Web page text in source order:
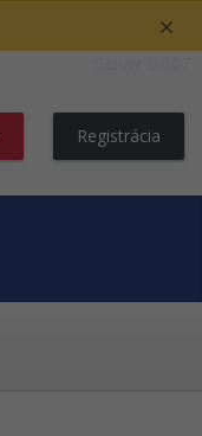
Registrácia